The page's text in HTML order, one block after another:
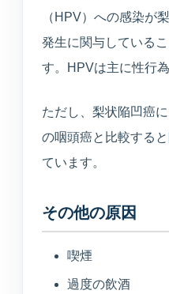
（HPV）への感染が
発生に関与している
す。HPVは主に性行
ただし、梨状陥凹癌
の咽頭癌と比較する
ています。
その他の原因
喫煙
過度の飲酒